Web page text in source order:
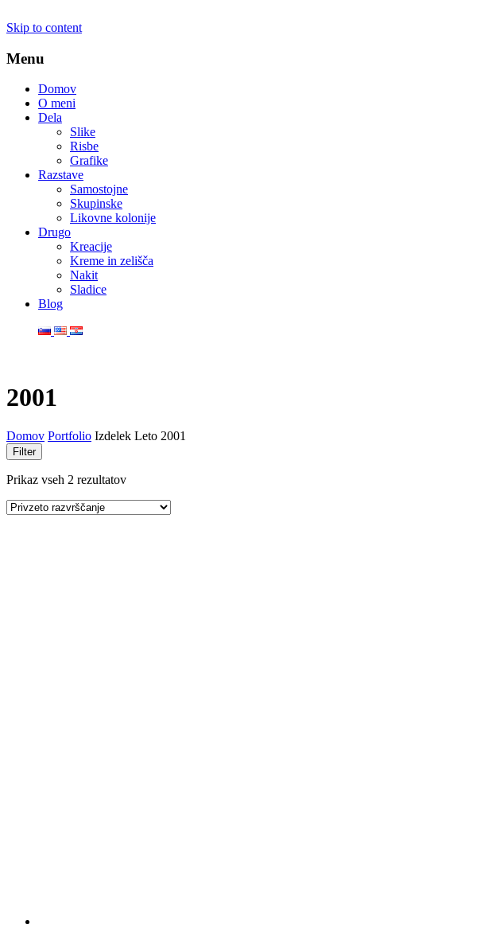
Skip to content
Menu
Domov
O meni
Dela
Slike
Risbe
Grafike
Razstave
Samostojne
Skupinske
Likovne kolonije
Drugo
Kreacije
Kreme in zelišča
Nakit
Sladice
Blog
2001
Domov Portfolio Izdelek Leto 2001
Filter
Prikaz vseh 2 rezultatov